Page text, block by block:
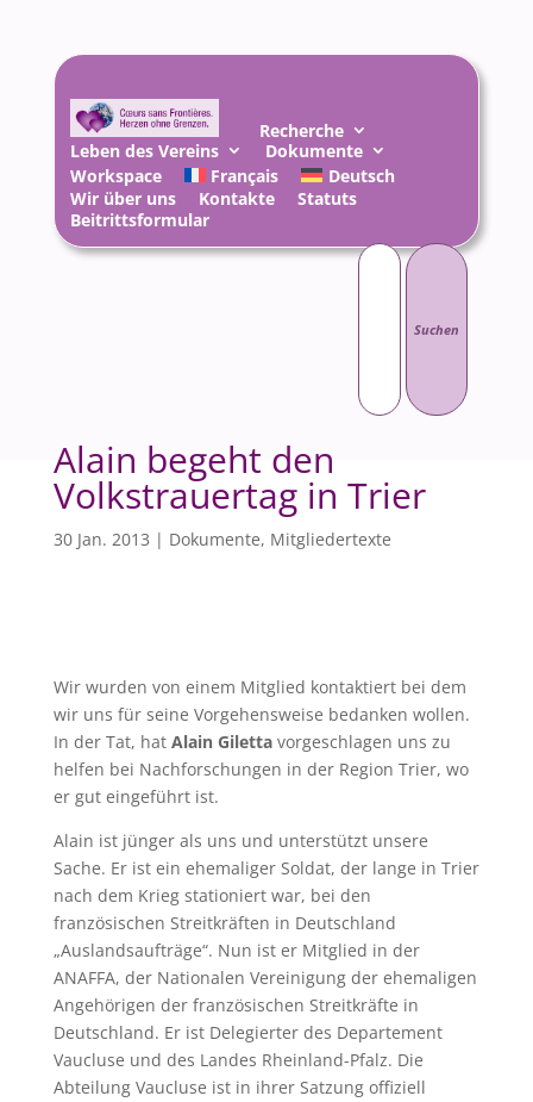
Recherche
Leben des Vereins
Dokumente
Workspace
Français
Deutsch
Wir über uns
Kontakte
Statuts
Beitrittsformular
Suchen
nach:
Alain begeht den
Volkstrauertag in Trier
30 Jan. 2013 | Dokumente, Mitgliedertexte
Wir wurden von einem Mitglied kontaktiert bei dem
wir uns für seine Vorgehensweise bedanken wollen.
In der Tat, hat Alain Gilettavorgeschlagen uns zu
helfen bei Nachforschungen in der Region Trier, wo
er gut eingeführt ist.
Alain ist jünger als uns und unterstützt unsere
Sache. Er ist ein ehemaliger Soldat, der lange in Trier
nach dem Krieg stationiert war, bei den
französischen Streitkräften in Deutschland
„Auslandsaufträge“. Nun ist er Mitglied in der
ANAFFA, der Nationalen Vereinigung der ehemaligen
Angehörigen der französischen Streitkräfte in
Deutschland. Er ist Delegierter des Departement
Vaucluse und des Landes Rheinland-Pfalz. Die
Abteilung Vaucluse ist in ihrer Satzung offiziell